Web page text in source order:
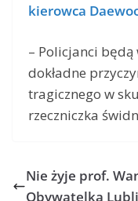
kierowca
– Policjanci
dokładne
tragicznego w
rzeczniczka
Nie żyje prof.
Obywatelka